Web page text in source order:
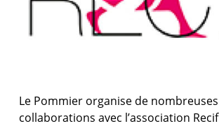
Le Pommier organise de nombreuses
collaborations avec l’association Recif